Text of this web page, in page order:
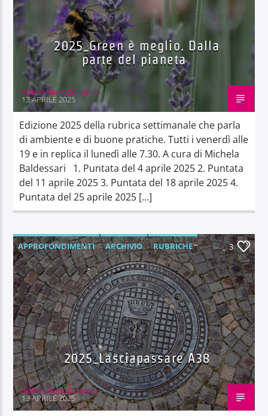
2025_Green è meglio. Dalla
parte del pianeta
Admin Radiodolomiti
13 APRILE 2025
Edizione 2025 della rubrica settimanale che parla
di ambiente e di buone pratiche. Tutti i venerdì alle
19 e in replica il lunedì alle 7.30. A cura di Michela
Baldessari 1. Puntata del 4 aprile 2025 2. Puntata
del 11 aprile 2025 3. Puntata del 18 aprile 2025 4.
Puntata del 25 aprile 2025 […]
APPROFONDIMENTI ARCHIVIO RUBRICHE 3
2025_Lasciapassare A38
Admin Radiodolomiti
13 APRILE 2025